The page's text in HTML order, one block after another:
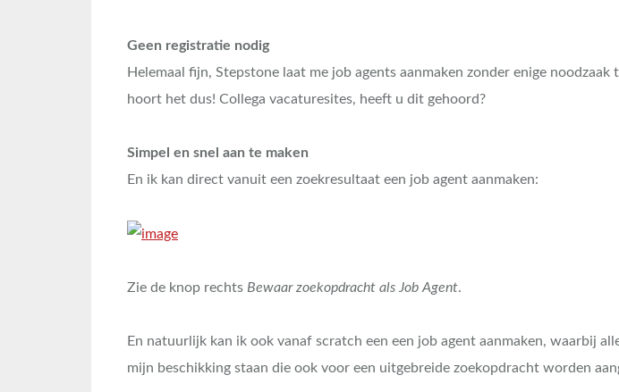
Geen registratie nodig
Helemaal fijn, Stepstone laat me job agents aanmaken zonder enige
hoort het dus! Collega vacaturesites, heeft u dit gehoord?
Simpel en snel aan te maken
En ik kan direct vanuit een zoekresultaat een job agent aanmaken:
Zie de knop rechts Bewaar zoekopdracht als Job Agent.
En natuurlijk kan ik ook vanaf scratch een een job agent aanmaken, waarbij
mijn beschikking staan die ook voor een uitgebreide zoekopdracht worden